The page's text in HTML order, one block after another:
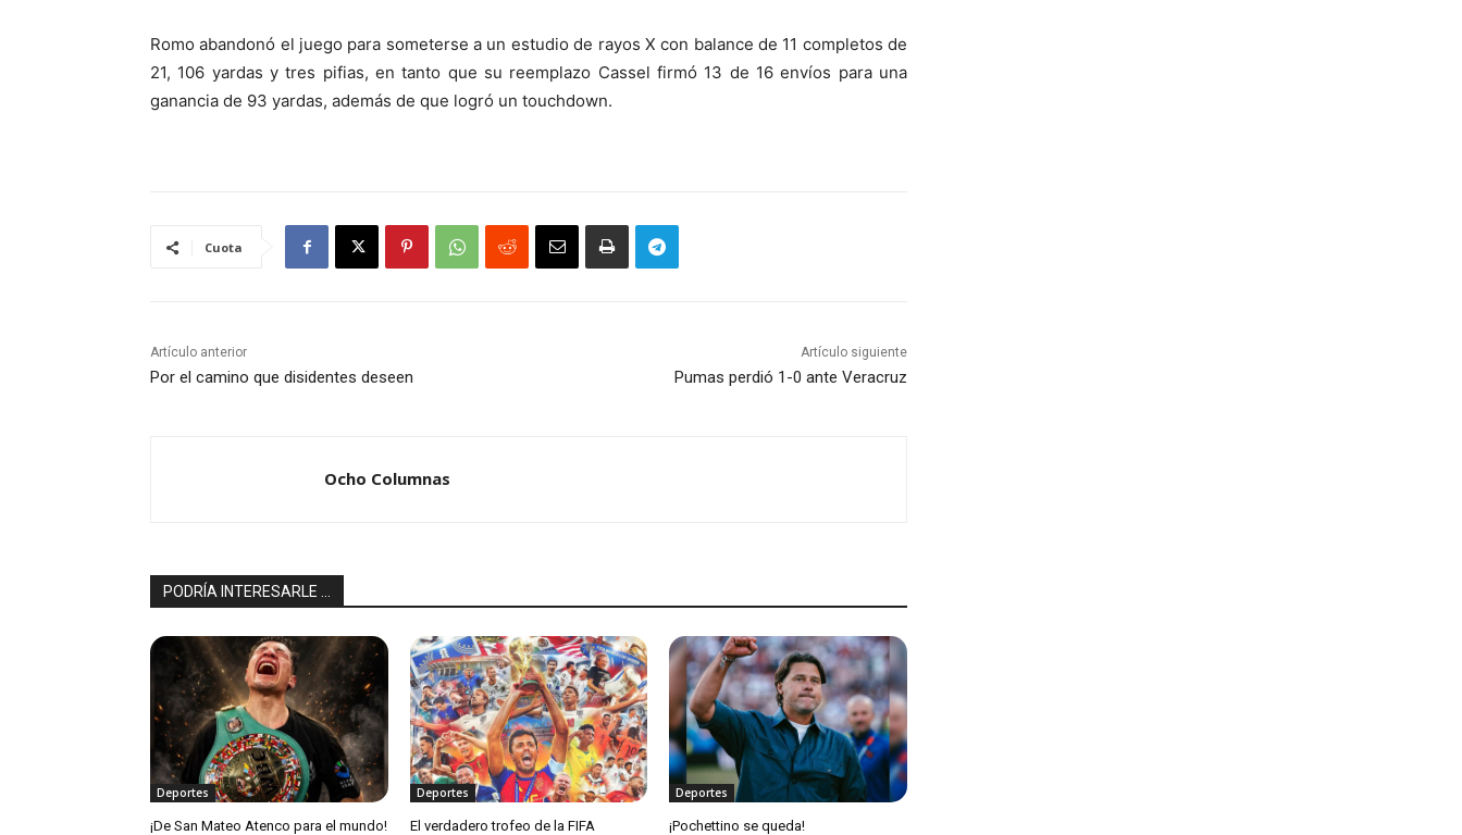
Romo abandonó el juego para someterse a un estudio de rayos X con balance de 11 completos de
21, 106 yardas y tres pifias, en tanto que su reemplazo Cassel firmó 13 de 16 envíos para una
ganancia de 93 yardas, además de que logró un touchdown.
Cuota
Artículo anterior
Por el camino que disidentes deseen
Artículo siguiente
Pumas perdió 1-0 ante Veracruz
Ocho Columnas
PODRÍA INTERESARLE ...
Deportes
¡De San Mateo Atenco para el mundo!
Deportes
El verdadero trofeo de la FIFA
Deportes
¡Pochettino se queda!